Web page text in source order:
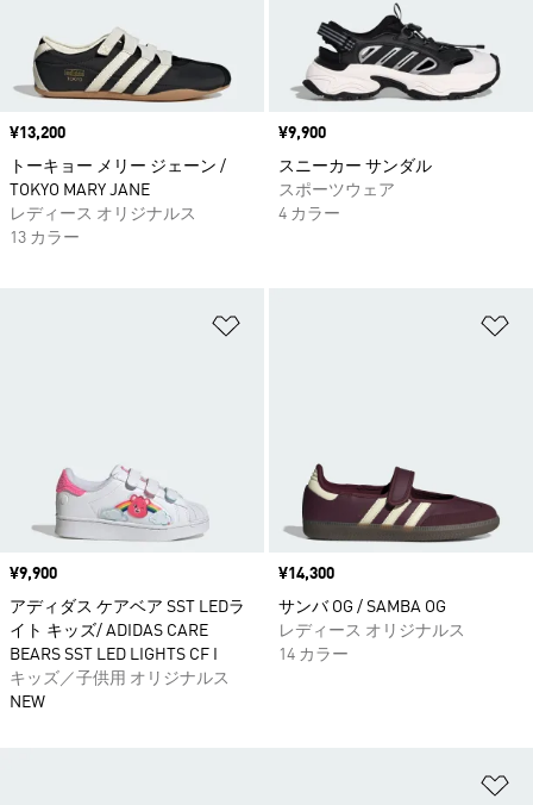
価格
¥13,200
トーキョー メリー ジェーン /
TOKYO MARY JANE
レディース オリジナルス
13 カラー
価格
¥9,900
スニーカー サンダル
スポーツウェア
4 カラー
価格
¥9,900
アディダス ケアベア SST LEDラ
イト キッズ/ ADIDAS CARE
BEARS SST LED LIGHTS CF I
キッズ／子供用 オリジナルス
NEW
価格
¥14,300
サンバ OG / SAMBA OG
レディース オリジナルス
14 カラー